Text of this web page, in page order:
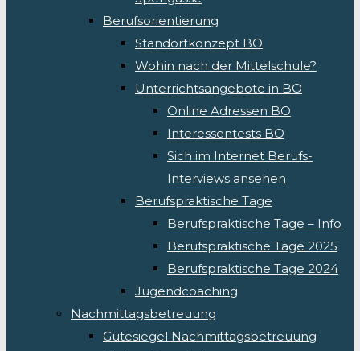
Berufsorientierung
Standortkonzept BO
Wohin nach der Mittelschule?
Unterrichtsangebote in BO
Online Adressen BO
Interessentests BO
Sich im Internet Berufs-
Interviews ansehen
Berufspraktische Tage
Berufspraktische Tage – Info
Berufspraktische Tage 2025
Berufspraktische Tage 2024
Jugendcoaching
Nachmittagsbetreuung
Gütesiegel Nachmittagsbetreuung